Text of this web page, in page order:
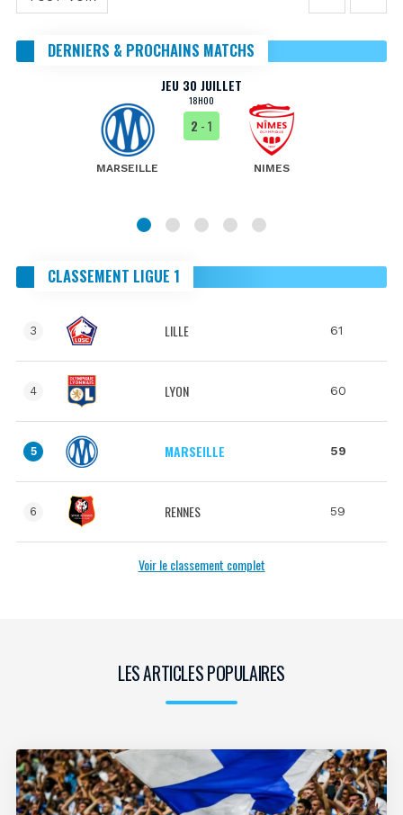
DERNIERS & PROCHAINS MATCHS
JEU 30 JUILLET
18H00
MARSEILLE
2 - 1
NIMES
CLASSEMENT LIGUE 1
3 LILLE 61
4 LYON 60
5 MARSEILLE 59
6 RENNES 59
Voir le classement complet
LES ARTICLES POPULAIRES